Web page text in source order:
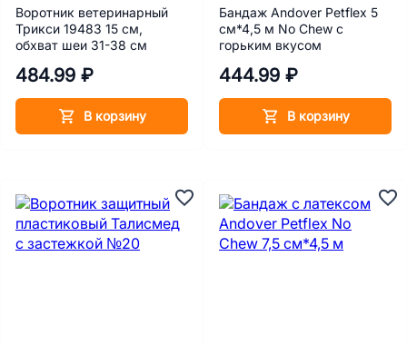
Воротник ветеринарный
Трикси 19483 15 см,
обхват шеи 31-38 см
484.99 ₽
В корзину
Бандаж Andover Petflex 5
см*4,5 м No Chew с
горьким вкусом
444.99 ₽
В корзину